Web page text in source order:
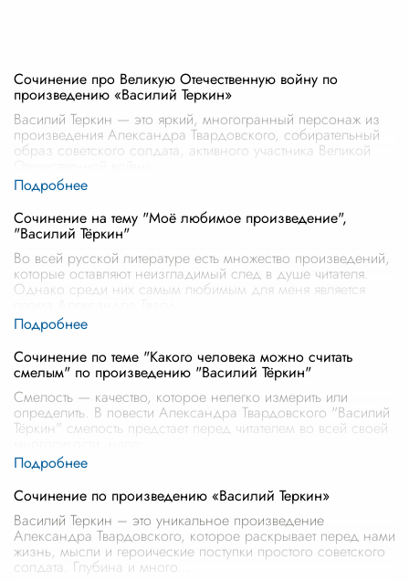
Сочинение про Великую Отечественную войну по
произведению «Василий Теркин»
Василий Теркин — это яркий, многогранный персонаж из
произведения Александра Твардовского, собирательный
образ советского солдата, активного участника Великой
Сочинение на тему "Моё любимое произведение",
"Василий Тёркин"
Во всей русской литературе есть множество произведений,
которые оставляют неизгладимый след в душе читателя.
Однако среди них самым любимым для меня является
Сочинение по теме "Какого человека можно считать
смелым" по произведению "Василий Тёркин"
Смелость — качество, которое нелегко измерить или
определить. В повести Александра Твардовского "Василий
Тёркин" смелость предстает перед читателем во всей своей
Сочинение по произведению «Василий Теркин»
Василий Теркин – это уникальное произведение
Александра Твардовского, которое раскрывает перед нами
жизнь, мысли и героические поступки простого советского
солдата. Глубина и много